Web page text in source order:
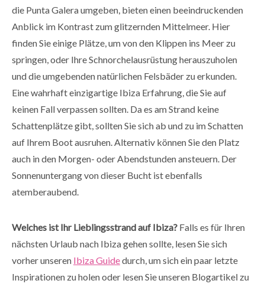
die Punta Galera umgeben, bieten einen beeindruckenden
Anblick im Kontrast zum glitzernden Mittelmeer. Hier
finden Sie einige Plätze, um von den Klippen ins Meer zu
springen, oder Ihre Schnorchelausrüstung herauszuholen
und die umgebenden natürlichen Felsbäder zu erkunden.
Eine wahrhaft einzigartige Ibiza Erfahrung, die Sie auf
keinen Fall verpassen sollten. Da es am Strand keine
Schattenplätze gibt, sollten Sie sich ab und zu im Schatten
auf Ihrem Boot ausruhen. Alternativ können Sie den Platz
auch in den Morgen- oder Abendstunden ansteuern. Der
Sonnenuntergang von dieser Bucht ist ebenfalls
atemberaubend.
Welches ist Ihr Lieblingsstrand auf Ibiza? Falls es für Ihren
nächsten Urlaub nach Ibiza gehen sollte, lesen Sie sich
vorher unseren Ibiza Guidedurch, um sich ein paar letzte
Inspirationen zu holen oder lesen Sie unseren Blogartikel zu